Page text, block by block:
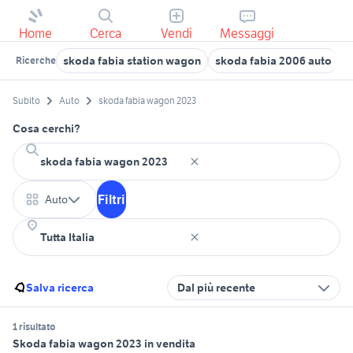
Home Cerca Vendi Messaggi
Ricerche skoda fabia station wagon skoda fabia 2006 auto
Subito Auto skoda fabia wagon 2023
Cosa cerchi?
Auto Filtri
Salva ricerca Dal più recente
1 risultato
Skoda fabia wagon 2023 in vendita